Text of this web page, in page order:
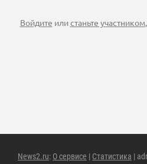
Войдите илистаньте участником
News2.ru: О сервисе | Статистика |